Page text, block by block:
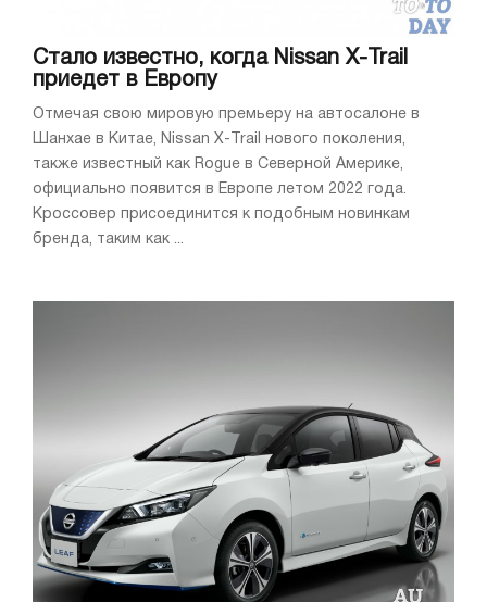
Стало известно, когда Nissan X-Trail
приедет в Европу
Отмечая свою мировую премьеру на автосалоне в
Шанхае в Китае, Nissan X-Trail нового поколения,
также известный как Rogue в Северной Америке,
официально появится в Европе летом 2022 года.
Кроссовер присоединится к подобным новинкам
бренда, таким как ...